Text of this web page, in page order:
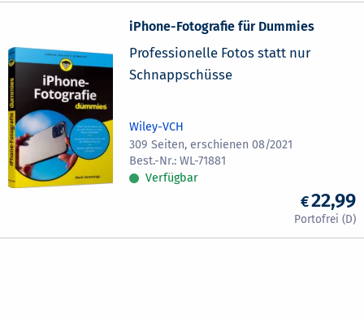
iPhone-Fotografie für Dummies
Professionelle Fotos statt nur
Schnappschüsse
Wiley-VCH
309 Seiten, erschienen 08/2021
WL-71881
Verfügbar
22,99